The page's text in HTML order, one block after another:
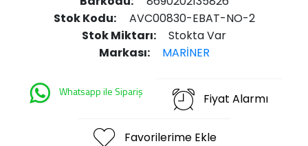
Stok Kodu:
AVC00830-EBAT-NO-2
Stok Miktarı:
Stokta Var
Markası:
MARİNER
Whatsapp ile Sipariş Fiyat Alarmı
Favorilerime Ekle